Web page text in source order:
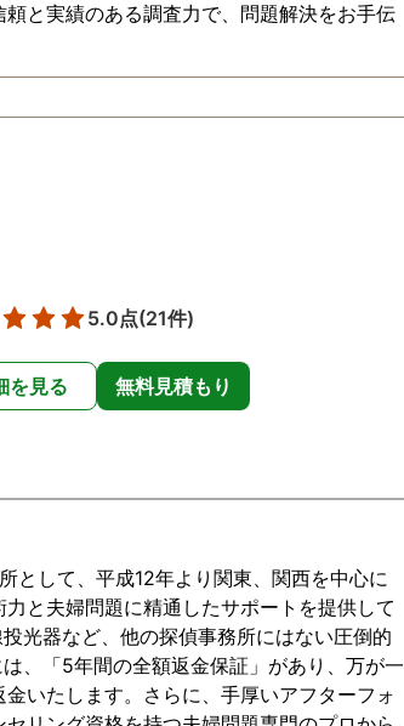
と実績のある調査力で、問題解決をお手伝
5.0点(21件)
を見る 無料見積もり
として、平成12年より関東、関西を中心に
と夫婦問題に精通したサポートを提供して
光器など、他の探偵事務所にはない圧倒的
、「5年間の全額返金保証」があり、万が一
いたします。さらに、手厚いアフターフォ